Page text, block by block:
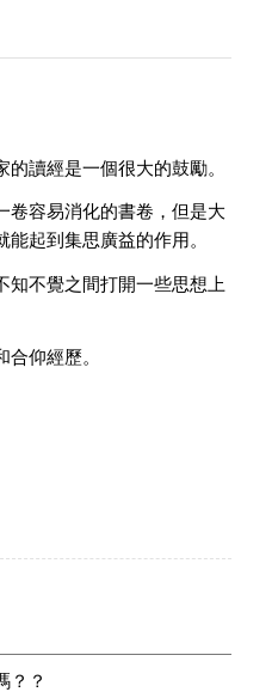
讀經是一個很大的鼓勵。
卷容易消化的書卷，但是大
起到集思廣益的作用。
知不覺之間打開一些思想上
仰經歷。
？？